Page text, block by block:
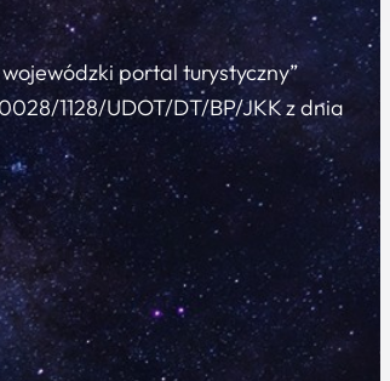
portal turystyczny”
1128/UDOT/DT/BP/JKK z dnia